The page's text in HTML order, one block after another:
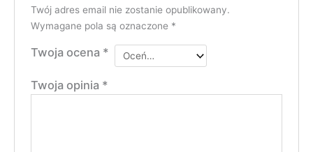
Twój adres email nie zostanie opublikowany.
Wymagane pola są oznaczone *
Twoja ocena *
Twoja opinia *